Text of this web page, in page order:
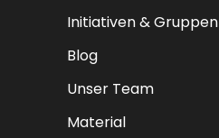
Initiativen & Gruppen
Blog
Unser Team
Material